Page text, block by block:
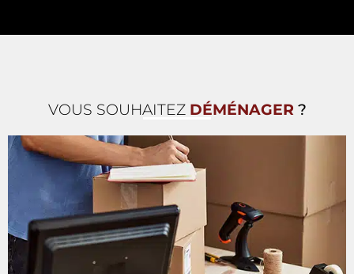
VOUS SOUHAITEZ DÉMÉNAGER ?